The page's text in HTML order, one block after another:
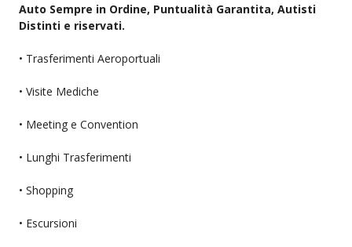
Auto Sempre in Ordine, Puntualità Garantita, Autisti
Distinti e riservati.
• Trasferimenti Aeroportuali
• Visite Mediche
• Meeting e Convention
• Lunghi Trasferimenti
• Shopping
• Escursioni